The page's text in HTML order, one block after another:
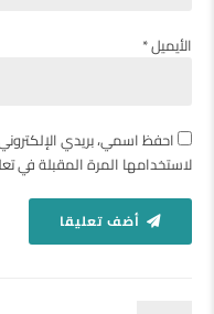
الأيميل *
احفظ اسمي، بريدي
لاستخدامها المرة المقبلة في
أضف تعليقا